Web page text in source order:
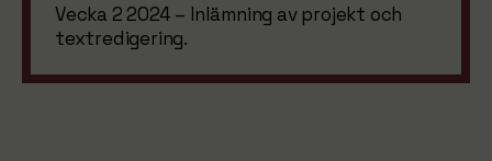
Vecka 2 2024 – Inlämning av projekt och
textredigering.